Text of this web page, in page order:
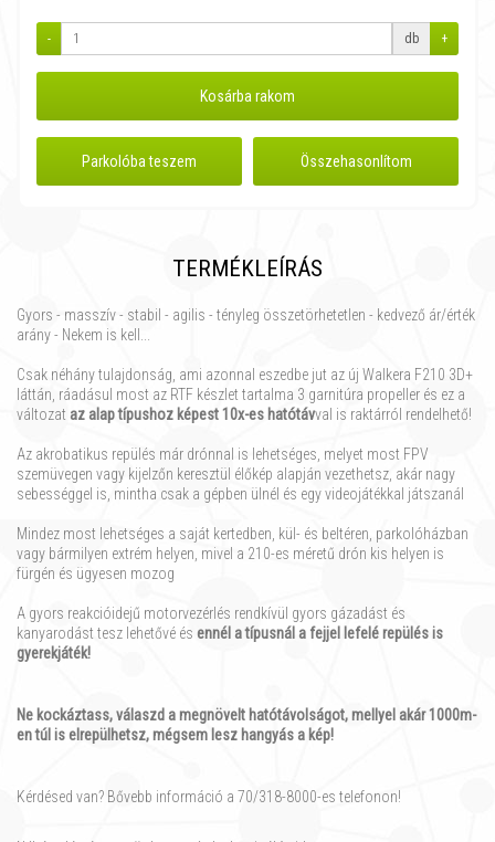
- db +
Kosárba rakom
Parkolóba teszem Összehasonlítom
TERMÉKLEÍRÁS
Gyors - masszív - stabil - agilis - tényleg összetörhetetlen - kedvező ár/érték
arány - Nekem is kell...
Csak néhány tulajdonság, ami azonnal eszedbe jut az új Walkera F210 3D+
láttán, ráadásul most az RTF készlet tartalma 3 garnitúra propeller és ez a
változat az alap típushoz képest 10x-es hatótávval is raktárról rendelhető!
Az akrobatikus repülés már drónnal is lehetséges, melyet most FPV
szemüvegen vagy kijelzőn keresztül élőkép alapján vezethetsz, akár nagy
sebességgel is, mintha csak a gépben ülnél és egy videojátékkal játszanál
Mindez most lehetséges a saját kertedben, kül- és beltéren, parkolóházban
vagy bármilyen extrém helyen, mivel a 210-es méretű drón kis helyen is
fürgén és ügyesen mozog
A gyors reakcióidejű motorvezérlés rendkívül gyors gázadást és
kanyarodást tesz lehetővé és ennél a típusnál a fejjel lefelé repülés is
gyerekjáték!
Ne kockáztass, válaszd a megnövelt hatótávolságot, mellyel akár 1000m-
en túl is elrepülhetsz, mégsem lesz hangyás a kép!
Kérdésed van? Bővebb információ a 70/318-8000-es telefonon!